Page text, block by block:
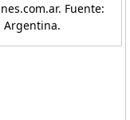
Fuente:
Argentina.